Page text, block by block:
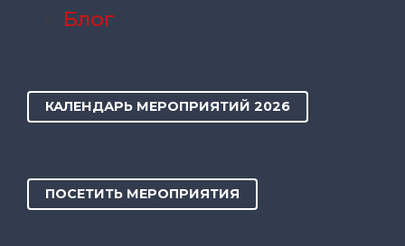
Блог
КАЛЕНДАРЬ МЕРОПРИЯТИЙ 2026
ПОСЕТИТЬ МЕРОПРИЯТИЯ